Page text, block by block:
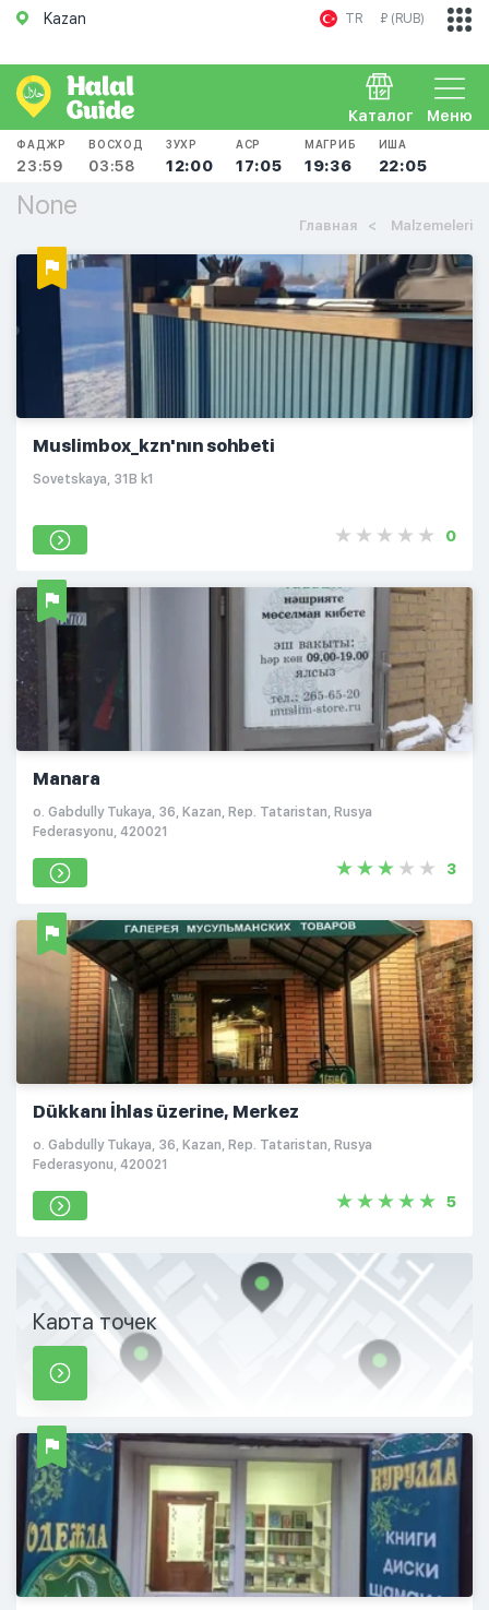
Kazan TR ₽ (RUB)
Меню
Каталог
ФАДЖР
23:59
ВОСХОД
03:58
ЗУХР
12:00
АСР
17:05
МАГРИБ
19:36
ИША
22:05
None
Главная Malzemeleri
Muslimbox_kzn'nın sohbeti
​Sovetskaya, 31B k1
0
Manara
o. Gabdully Tukaya, 36, Kazan, Rep. Tataristan, Rusya
Federasyonu, 420021
3
Dükkanı İhlas üzerine, Merkez
o. Gabdully Tukaya, 36, Kazan, Rep. Tataristan, Rusya
Federasyonu, 420021
5
Карта точек